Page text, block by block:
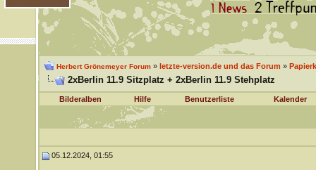
Herbert Grönemeyer Forum» letzte-version.de und das Forum »
2xBerlin 11.9 Sitzplatz + 2xBerlin 11.9 Stehplatz
Bilderalben Hilfe Benutzerliste Kalender
05.12.2024, 01:55